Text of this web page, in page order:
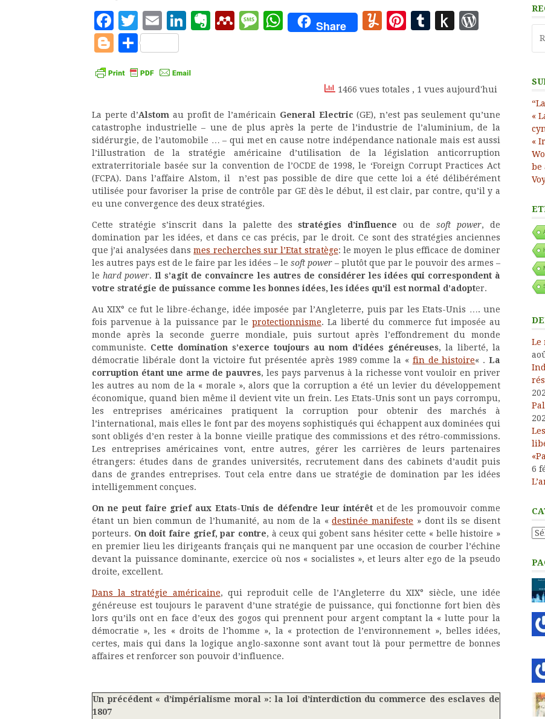
Facebook
Twitter
EmailLinkedIn
Evernote
Mendeley
Message
WhatsApp
Share Yummly
Pinterest
Tumblr
Push
Blogger
Partager
1466 vues totales , 1 vues aujourd'hui
La perte d’Alstom au profit de l’américain General Electric (GE), n’est pas seulement qu’une
catastrophe industrielle – une de plus après la perte de l’industrie de l’aluminium, de la
sidérurgie, de l’automobile … – qui met en cause notre indépendance nationale mais est aussi
l’illustration de la stratégie américained’utilisation de la législation anticorruption
extraterritoriale basée sur la convention de l’OCDE de 1998, le ‘Foreign Corrupt Practices Act
(FCPA). Dans l’affaire Alstom, il n’est pas possible de dire que cette loi a été délibérément
utilisée pour favoriser la prise de contrôle par GE dès le début, il est clair, par contre, qu’il y a
eu une convergence des deux stratégies.
Cette stratégie s’inscrit dans la palette desstratégies d’influence ou desoft power, de
domination par les idées, et dans ce cas précis, par le droit. Ce sont des stratégies anciennes
que j’ai analysées dansmes recherches sur l’Etat stratège: le moyen le plus efficace de dominer
les autres pays est de le faire par les idées – le soft power – plutôt que par le pouvoir des armes –
le hard power.Il s’agit de convaincre les autres de considérer les idées qui correspondent à
votre stratégie de puissance comme les bonnes idées, les idées qu’il est normal d’adopter.
Au XIX° ce fut le libre-échange, idée imposée par l’Angleterre, puis par les Etats-Unis …. une
fois parvenue à la puissance par le protectionnisme. La liberté du commerce fut imposée au
monde après la seconde guerre mondiale, puis surtout après l’effondrement du monde
communiste. Cette domination s’exerce toujours au nom d’idées généreuses, la liberté, la
démocratie libérale dont la victoire fut présentée après 1989 comme la « fin de histoire« . La
corruption étant une arme de pauvres, les pays parvenus à la richesse vont vouloir en priver
les autres au nom de la « morale », alors que la corruption a été un levier du développement
économique, quand bien même il devient vite un frein. Les Etats-Unis sont un pays corrompu,
les entreprises américaines pratiquent la corruption pour obtenir des marchés à
l’international, mais elles le font par des moyens sophistiqués qui échappent aux dominées qui
sont obligés d’en rester à la bonne vieille pratique des commissions et des rétro-commissions.
Les entreprises américaines vont, entre autres, gérer les carrières de leurs partenaires
étrangers: études dans de grandes universités, recrutement dans des cabinets d’audit puis
dans de grandes entreprises. Tout cela entre dans ue stratégie de domination par les idées
intelligemment conçues.
On ne peut faire grief aux Etats-Unis de défendre leur intérêtet de les promouvoir comme
étant un bien commun de l’humanité, au nom de la «destinée manifeste » dont ils se disent
porteurs. On doit faire grief, par contre, à ceux qui gobent sans hésiter cette « belle histoire »
en premier lieu les dirigeants français qui ne manquent par une occasion de courber l’échine
devant la puissance dominante, exercice où nos « socialistes », et leurs alter ego de la pseudo
droite, excellent.
Dans la stratégie américaine, qui reproduit celle de l’Angleterre du XIX° siècle, une idée
généreuse est toujours le paravent d’une stratégie de puissance, qui fonctionne fort bien dès
lors qu’ils ont en face d’eux des gogos qui prennent pour argent comptant la « lutte pour la
démocratie », les « droits de l’homme », la « protection de l’environnement », belles idées,
certes, mais qui dans la logique anglo-saxonne sont avant tout là pour permettre de bonnes
affaires et renforcer son pouvoir d’influence.
Un précédent « d’impérialisme moral »: la loi d’interdiction du commerce des esclaves de
1807
«
«
be
Le
6